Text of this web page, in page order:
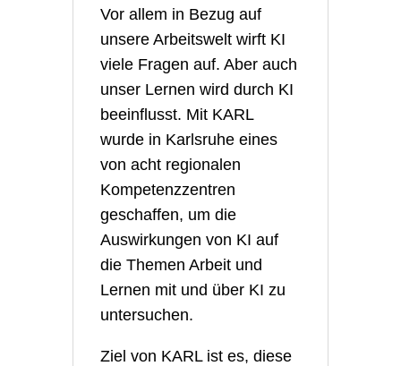
Vor allem in Bezug auf
unsere Arbeitswelt wirft KI
viele Fragen auf. Aber auch
unser Lernen wird durch KI
beeinflusst. Mit KARL
wurde in Karlsruhe eines
von acht regionalen
Kompetenzzentren
geschaffen, um die
Auswirkungen von KI auf
die Themen Arbeit und
Lernen mit und über KI zu
untersuchen.
Ziel von KARL ist es, diese